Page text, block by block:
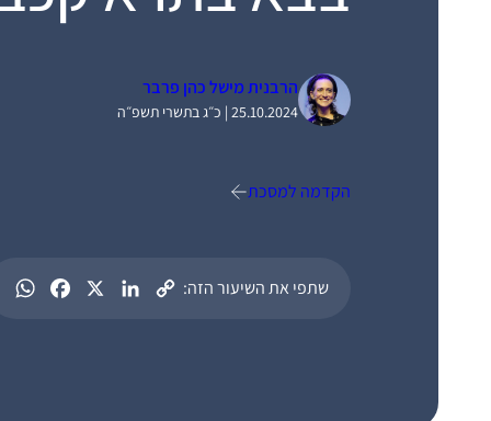
הרבנית מישל כהן פרבר
25.10.2024 | כ״ג בתשרי תשפ״ה
הקדמה למסכת
שתפי את השיעור הזה: